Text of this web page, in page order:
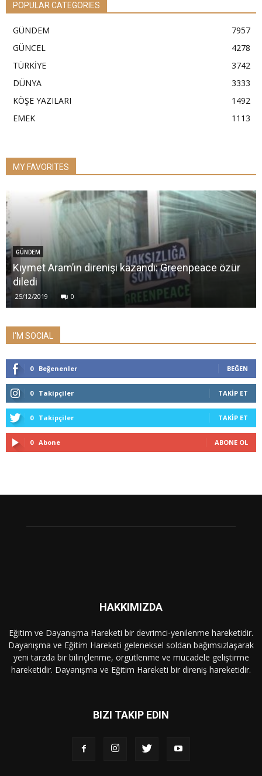
POPULAR CATEGORIES
GÜNDEM
7957
GÜNCEL
4278
TÜRKİYE
3742
DÜNYA
3333
KÖŞE YAZILARI
1492
EMEK
1113
MY FAVORITES
GÜNDEM
Kıymet Aram’ın direnişi kazandı: Greenpeace özür
diledi
25/12/2019 0
I'M SOCIAL
0 Beğenenler BEĞEN
0 Takipçiler TAKIP ET
0 Takipçiler TAKIP ET
0 Abone ABONE OL
HAKKIMIZDA
Eğitim ve Dayanışma Hareketi bir devrimci-yenilenme hareketidir.
Dayanışma ve Eğitim Hareketi geleneksel soldan bağımsızlaşarak
yeni tarzda bir bilinçlenme, örgütlenme ve mücadele geliştirme
hareketidir. Dayanışma ve Eğitim Hareketi bir direniş hareketidir.
BIZI TAKIP EDIN